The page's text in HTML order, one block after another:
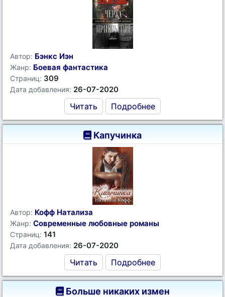
Автор: Бэнкс Иэн
Жанр: Боевая фантастика
Страниц: 309
Дата добавления: 26-07-2020
Читать Подробнее
Капучинка
Автор: Кофф Натализа
Жанр: Современные любовные романы
Страниц: 141
Дата добавления: 26-07-2020
Читать Подробнее
Больше никаких измен